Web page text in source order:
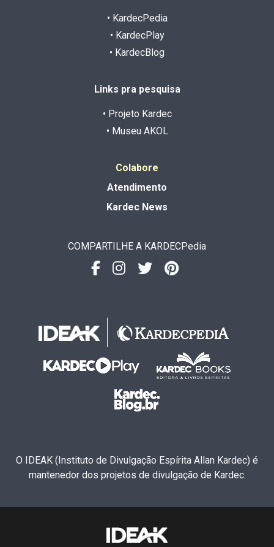
• KardecPedia
• KardecPlay
• KardecBlog
Links pra pesquisa
• Projeto Kardec
• Museu AKOL
Colabore
Atendimento
Kardec News
COMPARTILHE A KARDECPedia
O IDEAK (Instituto de Divulgação Espírita Allan Kardec) é
mantenedor dos projetos de divulgação de Kardec.